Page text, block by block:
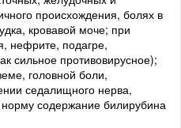
происхождения, болях в
кровавой моче; при
нефрите, подагре,
сильное противовирусное);
головной боли,
седалищного нерва,
содержание билирубина